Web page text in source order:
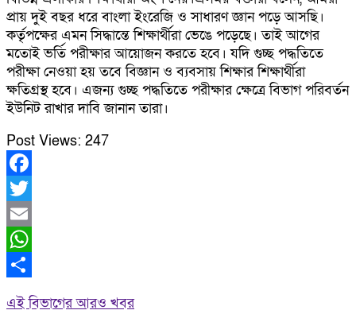
প্রায় দুই বছর ধরে বাংলা ইংরেজি ও সাধারণ জ্ঞান পড়ে আসছি।
কর্তৃপক্ষের এমন সিদ্ধান্তে শিক্ষার্থীরা ভেঙে পড়েছে। তাই আগের
মতোই ভর্তি পরীক্ষার আয়োজন করতে হবে। যদি গুচ্ছ পদ্ধতিতে
পরীক্ষা নেওয়া হয় তবে বিজ্ঞান ও ব্যবসায় শিক্ষার শিক্ষার্থীরা
ক্ষতিগ্রস্থ হবে। এজন্য গুচ্ছ পদ্ধতিতে পরীক্ষার ক্ষেত্রে বিভাগ পরিবর্তন
ইউনিট রাখার দাবি জানান তারা।
Post Views: 247
Facebook
Twitter
Email
WhatsApp
এই বিভাগের আরও খবর